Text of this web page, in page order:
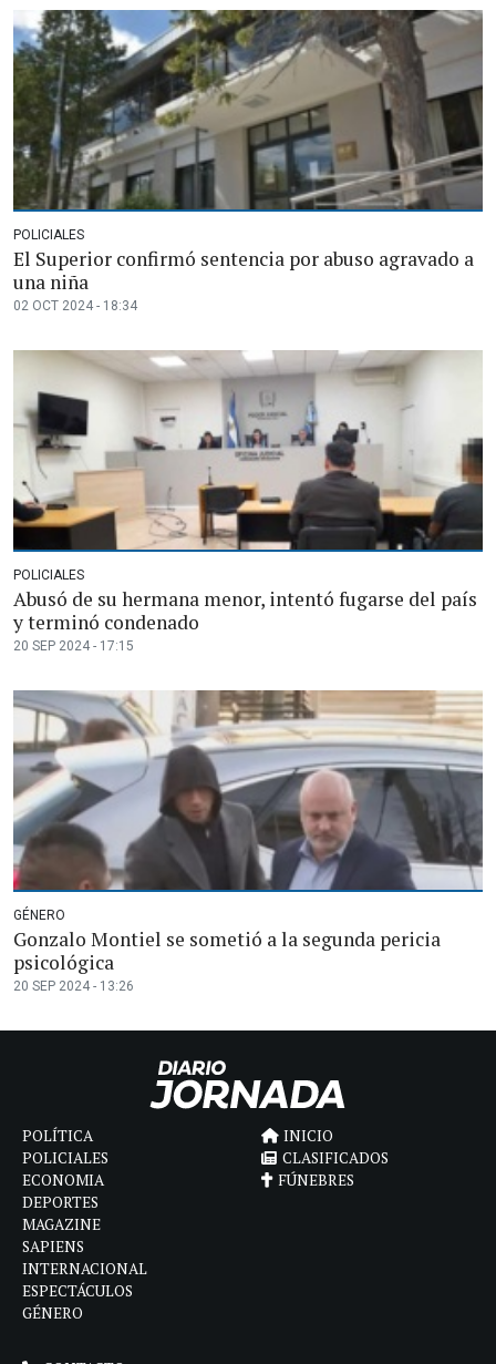
POLICIALES
El Superior confirmó sentencia por abuso agravado a
una niña
02 OCT 2024 - 18:34
POLICIALES
Abusó de su hermana menor, intentó fugarse del país
y terminó condenado
20 SEP 2024 - 17:15
GÉNERO
Gonzalo Montiel se sometió a la segunda pericia
psicológica
20 SEP 2024 - 13:26
POLÍTICA
POLICIALES
ECONOMIA
DEPORTES
MAGAZINE
SAPIENS
INTERNACIONAL
ESPECTÁCULOS
GÉNERO
INICIO
CLASIFICADOS
FÚNEBRES